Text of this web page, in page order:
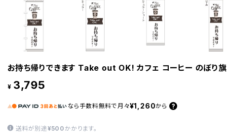
お持ち帰りできます Take out OK! カフェ コーヒー のぼり旗
¥ 3,795
なら 手数料無料で 月々¥1,260から
送料が別途 ¥500 かかります。